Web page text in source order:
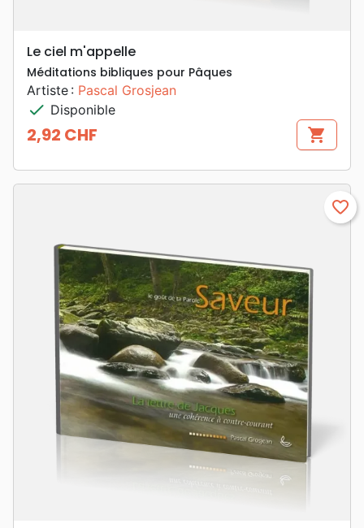
Le ciel m'appelle
Méditations bibliques pour Pâques
Artiste : Pascal Grosjean
check Disponible
Prix
2,92 CHF shopping_cart
favorite_border